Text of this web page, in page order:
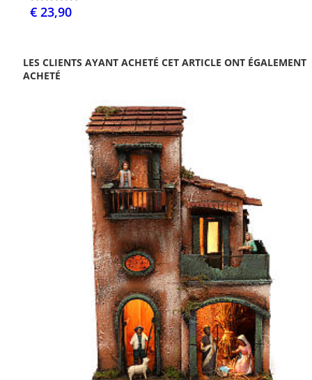
€ 23,90
LES CLIENTS AYANT ACHETÉ CET ARTICLE ONT ÉGALEMENT
ACHETÉ